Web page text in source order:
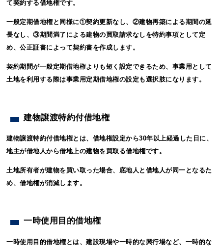
て契約する借地権です。
一般定期借地権と同様に①契約更新なし、②建物再築による期間の延
長なし、③期間満了による建物の買取請求なしを特約事項として定
め、公正証書によって契約書を作成します。
契約期間が一般定期借地権よりも短く設定できるため、事業用として
土地を利用する際は事業用定期借地権の設定も選択肢になります。
建物譲渡特約付借地権
建物譲渡特約付借地権とは、借地権設定から30年以上経過した日に、
地主が借地人から借地上の建物を買取る借地権です。
土地所有者が建物を買い取った場合、底地人と借地人が同一となるた
め、借地権が消滅します。
一時使用目的借地権
一時使用目的借地権とは、建設現場や一時的な興行場など、一時的な